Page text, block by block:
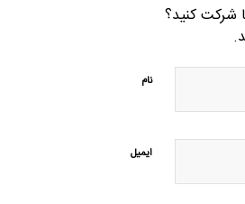
شرکت کنید؟
نام
ایمیل